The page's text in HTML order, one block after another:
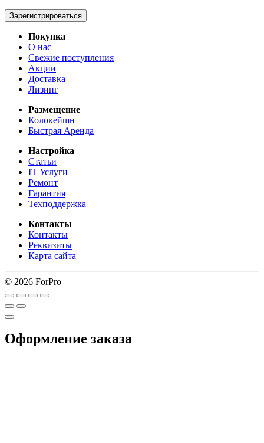
Зарегистрироваться
Покупка
О нас
Свежие поступления
Акции
Доставка
Лизинг
Размещение
Колокейшн
Быстрая Аренда
Настройка
Статьи
IT Услуги
Ремонт
Гарантия
Техподдержка
Контакты
Контакты
Реквизиты
Карта сайта
© 2026 ForPro
Оформление заказа